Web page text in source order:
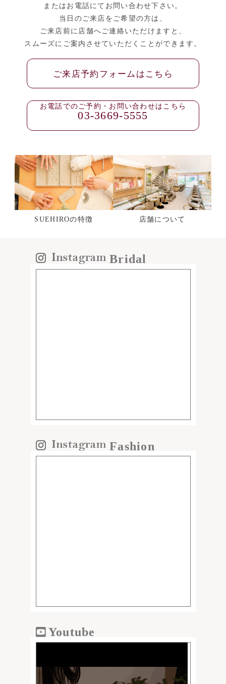
またはお電話にてお問い合わせ下さい。
当日のご来店をご希望の方は、
ご来店前に店舗へご連絡いただけますと、
スムーズにご案内させていただくことができます。
ご来店予約フォームはこちら
お電話でのご予約・お問い合わせはこちら
03-3669-5555
SUEHIROの特徴 店舗について
Bridal
Fashion
Youtube